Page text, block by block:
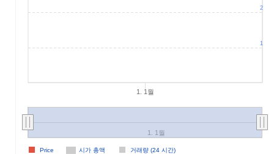
1. 1월
시가 총액 거래량 (24 시간)
Price
1. 1월
1
2